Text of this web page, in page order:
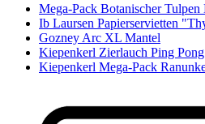
Mega-Pack Botanischer
Ib Laursen Papierservietten
Gozney Arc XL Mantel
Kiepenkerl Zierlauch Ping Pong
Kiepenkerl Mega-Pack